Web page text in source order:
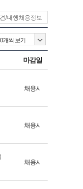
/대행채용정보
마감일
채용시
채용시
채용시